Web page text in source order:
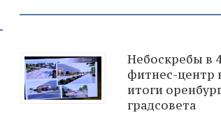
Небоскребы в
фитнес-центр
итоги
градсовета